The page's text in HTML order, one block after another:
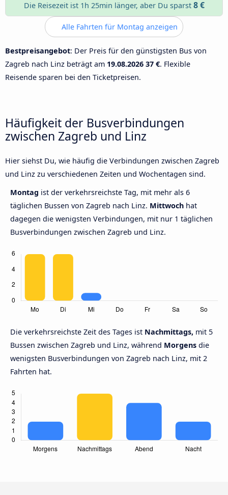
Die Reisezeit ist 1h 25min länger, aber Du sparst 8 €
Alle Fahrten für Montag anzeigen
Bestpreisangebot: Der Preis für den günstigsten Bus von
Zagreb nach Linz beträgt am 19.08.2026 37 €. Flexible
Reisende sparen bei den Ticketpreisen.
Häufigkeit der Busverbindungen
zwischen Zagreb und Linz
Hier siehst Du, wie häufig die Verbindungen zwischen Zagreb
und Linz zu verschiedenen Zeiten und Wochentagen sind.
Montag ist der verkehrsreichste Tag, mit mehr als 6
täglichen Bussen von Zagreb nach Linz. Mittwoch hat
dagegen die wenigsten Verbindungen, mit nur 1 täglichen
Busverbindungen zwischen Zagreb und Linz.
Die verkehrsreichste Zeit des Tages ist Nachmittags, mit 5
Bussen zwischen Zagreb und Linz, während Morgens die
wenigsten Busverbindungen von Zagreb nach Linz, mit 2
Fahrten hat.